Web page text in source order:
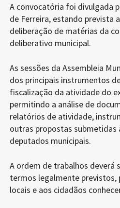
A convocatória foi divulgada
de Ferreira, estando prevista
deliberação de matérias da
deliberativo municipal.
As sessões da Assembleia
dos principais instrumentos
fiscalização da atividade do
permitindo a análise de
relatórios de atividade,
outras propostas submetidas
deputados municipais.
A ordem de trabalhos deverá
termos legalmente
locais e aos cidadãos